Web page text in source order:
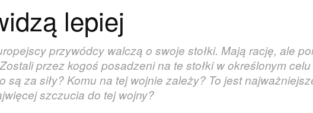
lepiej
przywódcy walczą o swoje stołki. Mają rację, ale
przez kogoś posadzeni na te stołki w określonym
są za siły? Komu na tej wojnie zależy? To jest
szczucia do tej wojny?